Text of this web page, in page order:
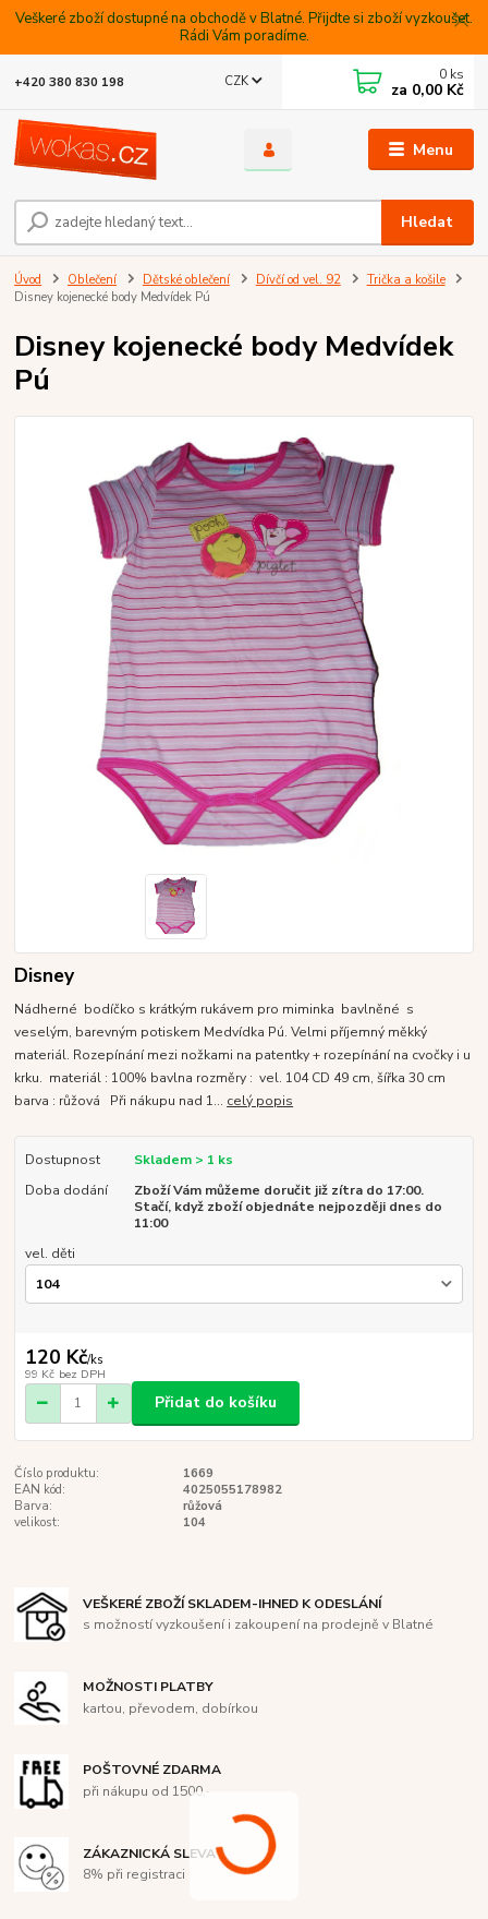
Veškeré zboží dostupné na obchodě v Blatné. Přijdte si zboží vyzkoušet.
Rádi Vám poradíme.
Menu
CZK
Hledat
+420 380 830 198 0 ks
za 0,00 Kč
Úvod Oblečení Dětské oblečení Dívčí od vel. 92
Trička a košile
Disney kojenecké body Medvídek Pú
Disney kojenecké body Medvídek
Pú
Disney
Nádherné bodíčko s krátkým rukávem pro miminka bavlněné s
veselým, barevným potiskem Medvídka Pú. Velmi příjemný měkký
materiál. Rozepínání mezi nožkami na patentky + rozepínání na cvočky i u
krku. materiál : 100% bavlna rozměry : vel. 104 CD 49 cm, šířka 30 cm
barva : růžová Při nákupu nad 1... celý popis
Dostupnost
Skladem > 1 ks
Doba dodání
Zboží Vám můžeme doručit již zítra do 17:00.
Stačí, když zboží objednáte nejpozději dnes do
11:00
vel. děti
120 Kč/ks
99 Kč bez DPH
Přidat do košíku
Číslo produktu:
1669
EAN kód:
4025055178982
Barva:
růžová
velikost:
104
VEŠKERÉ ZBOŽÍ SKLADEM-IHNED K ODESLÁNÍ
s možností vyzkoušení i zakoupení na prodejně v Blatné
MOŽNOSTI PLATBY
kartou, převodem, dobírkou
POŠTOVNÉ ZDARMA
při nákupu od 1500,-
ZÁKAZNICKÁ SLEVA
8% při registraci